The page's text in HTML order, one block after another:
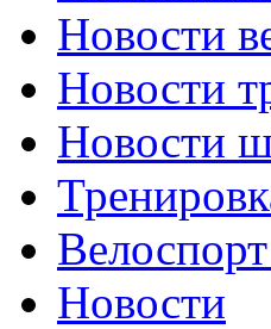
Новости
Новости
Новости
Новости